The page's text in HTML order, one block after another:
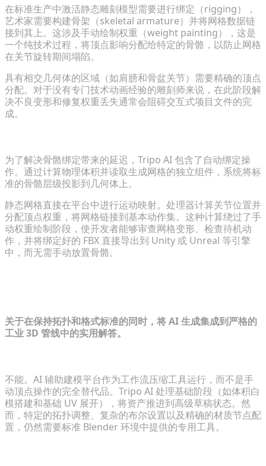
在标准生产中激活静态雕刻模型需要进行绑定（rigging），
艺术家需要构建骨架（skeletal armature）并将网格数据链
接到其上。这涉及手动绘制权重（weight painting），这是
一个纯技术过程，将顶点影响分配给特定的骨骼，以防止网格
在关节旋转期间塌陷。
具有相交几何体的区域（如肩膀和骨盆关节）需要精确的顶点
分配。对于没有专门技术动画经验的雕刻师来说，在此阶段解
决不良变形和修复权重丢失通常会阻碍交互式项目文件的完
成。
为了解决骨骼绑定带来的延迟，Tripo AI 包含了自动绑定操
作。通过计算物理体积并读取生成网格的独立组件，系统将标
准的骨骼层级投影到几何体上。
静态网格直接在平台中进行运动映射。处理器计算关节位置并
分配顶点权重，将网格链接到基本动作集。这种计算绕过了手
动权重绘制阶段，使开发者能够审查网格变形、检查待机动
作，并将绑定好的 FBX 直接导出到 Unity 或 Unreal 等引擎
中，而无需手动放置骨骼。
关于在保持拓扑和格式标准的同时，将 AI 生成集成到严格的
工业 3D 管线中的实用解答。
不能。AI 辅助建模平台作为工作流压缩工具运行，而不是手
动顶点操作的完全替代品。Tripo AI 处理基础阶段（如体积白
模搭建和基础 UV 展开），将资产推进到高级草稿状态。然
而，特定的拓扑调整、复杂的布尔设置以及精确的材质节点配
置，仍然需要标准 Blender 环境中提供的专用工具。